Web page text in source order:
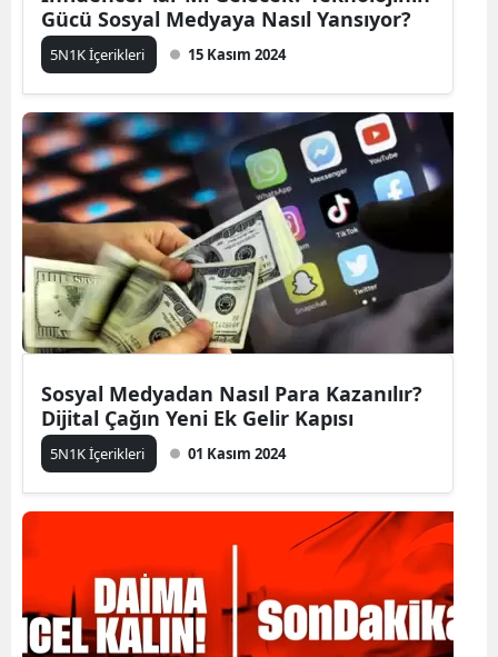
Gücü Sosyal Medyaya Nasıl Yansıyor?
5N1K İçerikleri 15 Kasım 2024
Sosyal Medyadan Nasıl Para Kazanılır?
Dijital Çağın Yeni Ek Gelir Kapısı
5N1K İçerikleri 01 Kasım 2024